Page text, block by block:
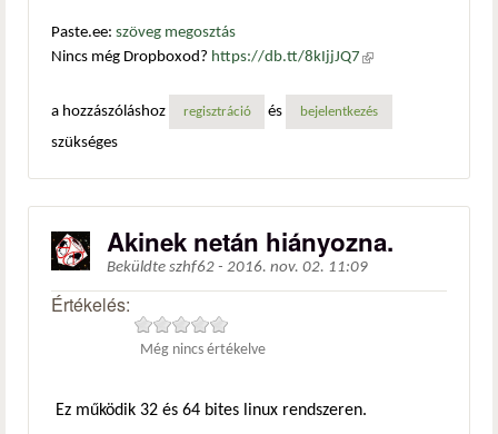
Paste.ee: szöveg megosztás
Nincs még Dropboxod? https://db.tt/8kIjjJQ7 (külső
a hozzászóláshoz
regisztráció és bejelentkezés
szükséges
Akinek netán hiányozna.
Beküldte szhf62 - 2016. nov. 02. 11:09
Értékelés:
Még nincs értékelve
Ez működik 32 és 64 bites linux rendszeren.